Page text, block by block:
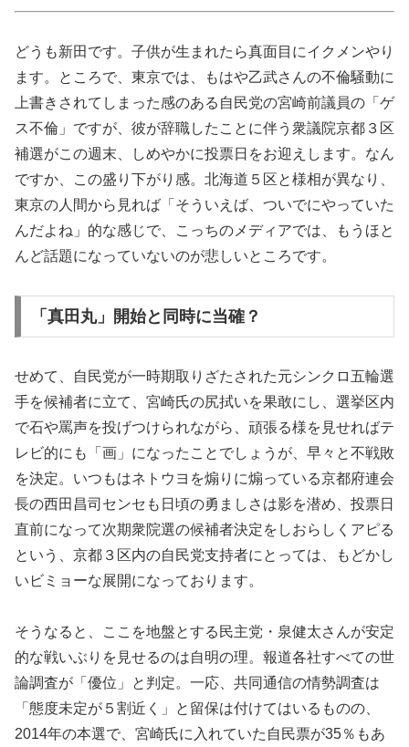
どうも新田です。子供が生まれたら真面目にイクメンやり
ます。ところで、東京では、もはや乙武さんの不倫騒動に
上書きされてしまった感のある自民党の宮崎前議員の「ゲ
ス不倫」ですが、彼が辞職したことに伴う衆議院京都３区
補選がこの週末、しめやかに投票日をお迎えします。なん
ですか、この盛り下がり感。北海道５区と様相が異なり、
東京の人間から見れば「そういえば、ついでにやっていた
んだよね」的な感じで、こっちのメディアでは、もうほと
んど話題になっていないのが悲しいところです。
「真田丸」開始と同時に当確？
せめて、自民党が一時期取りざたされた元シンクロ五輪選
手を候補者に立て、宮崎氏の尻拭いを果敢にし、選挙区内
で石や罵声を投げつけられながら、頑張る様を見せればテ
レビ的にも「画」になったことでしょうが、早々と不戦敗
を決定。いつもはネトウヨを煽りに煽っている京都府連会
長の西田昌司センセも日頃の勇ましさは影を潜め、投票日
直前になって次期衆院選の候補者決定をしおらしくアピる
という、京都３区内の自民党支持者にとっては、もどかし
いビミョーな展開になっております。
そうなると、ここを地盤とする民主党・泉健太さんが安定
的な戦いぶりを見せるのは自明の理。報道各社すべての世
論調査が「優位」と判定。一応、共同通信の情勢調査は
「態度未定が５割近く」と留保は付けてはいるものの、
2014年の本選で、宮崎氏に入れていた自民票が35％もあ